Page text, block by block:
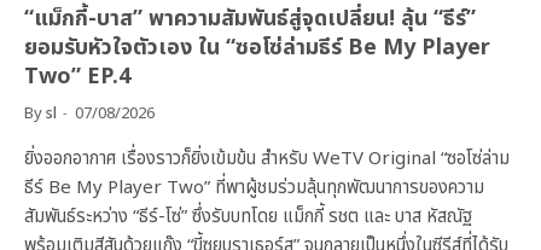
“แม็กกี้-บาส” พาความสัมพันธ์สู่จุดเปลี่ยน! ลุ้น “ธีร์”
ยอมรับหัวใจตัวเอง ใน “ซอโซ่ล่ามธีร์ Be My Player
Two” EP.4
Bysl 07/08/2026
ยิ่งออกอากาศ เรื่องราวก็ยิ่งเข้มข้น สำหรับ WeTV Original “ซอโซ่ล่าม
ธีร์ Be My Player Two” ที่พาผู้ชมร่วมลุ้นทุกพัฒนาการของความ
สัมพันธ์ระหว่าง “ธีร์-โซ่” ซึ่งรับบทโดย แม็กกี้ รชต และ บาส หัสณัฐ